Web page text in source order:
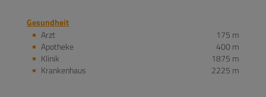
Gesundheit
Arzt
175 m
Apotheke
400 m
Klinik
1875 m
Krankenhaus
2225 m